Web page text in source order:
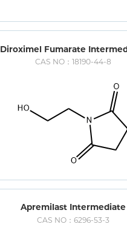
Diroximel Fumarate
CAS NO：18190-44-8
Apremilast Intermediate
CAS NO：6296-53-3